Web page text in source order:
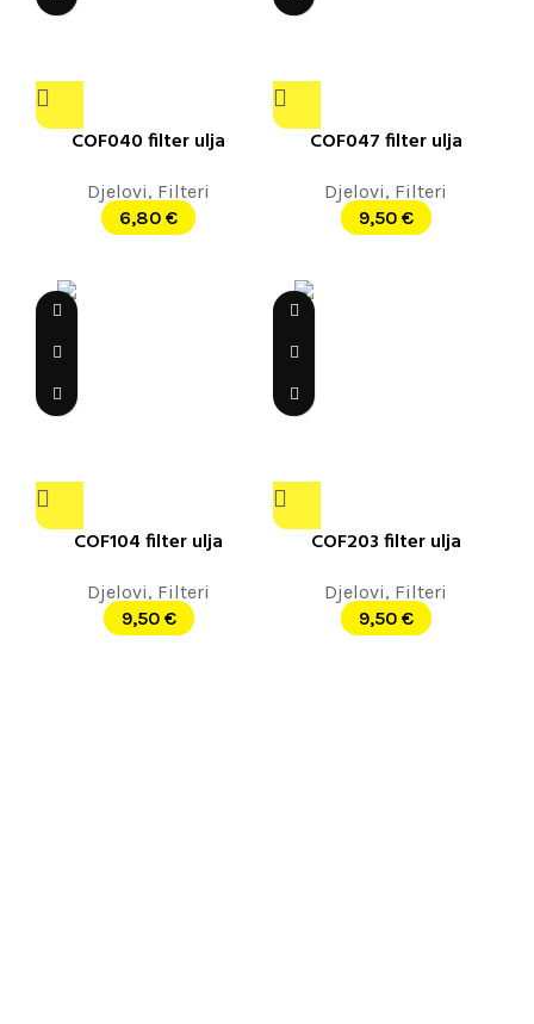
COF040 filter ulja
Djelovi, Filteri
6,80 €
COF047 filter ulja
Djelovi, Filteri
9,50 €
COF104 filter ulja
Djelovi, Filteri
9,50 €
COF203 filter ulja
Djelovi, Filteri
9,50 €